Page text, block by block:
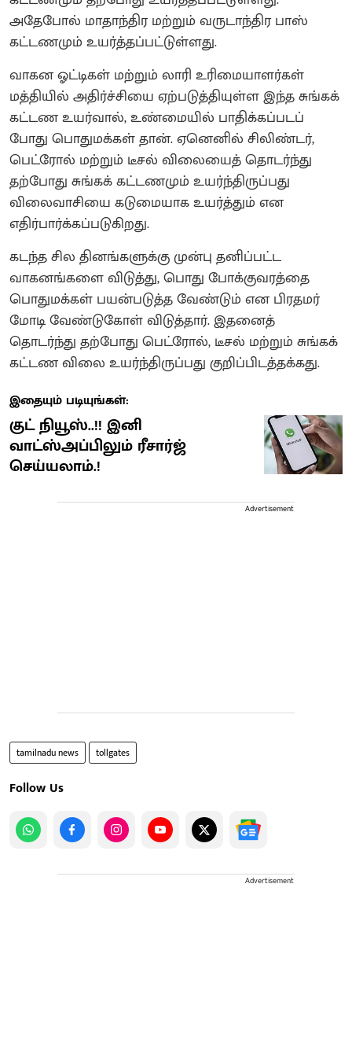
அதேபோல் மாதாந்திர மற்றும் வருடாந்திர பாஸ்
கட்டணமும் உயர்த்தப்பட்டுள்ளது.
வாகன ஓட்டிகள் மற்றும் லாரி உரிமையாளர்கள்
மத்தியில் அதிர்ச்சியை ஏற்படுத்தியுள்ள இந்த சுங்கக்
கட்டண உயர்வால், உண்மையில் பாதிக்கப்படப்
போது பொதுமக்கள் தான். ஏனெனில் சிலிண்டர்,
பெட்ரோல் மற்றும் டீசல் விலையைத் தொடர்ந்து
தற்போது சுங்கக் கட்டணமும் உயர்ந்திருப்பது
விலைவாசியை கடுமையாக உயர்த்தும் என
எதிர்பார்க்கப்படுகிறது.
கடந்த சில தினங்களுக்கு முன்பு தனிப்பட்ட
வாகனங்களை விடுத்து, பொது போக்குவரத்தை
பொதுமக்கள் பயன்படுத்த வேண்டும் என பிரதமர்
மோடி வேண்டுகோள் விடுத்தார். இதனைத்
தொடர்ந்து தற்போது பெட்ரோல், டீசல் மற்றும் சுங்கக்
கட்டண விலை உயர்ந்திருப்பது குறிப்பிடத்தக்கது.
இதையும் படியுங்கள்:
குட் நியூஸ்..!! இனி
வாட்ஸ்அப்பிலும் ரீசார்ஜ்
செய்யலாம்.!
Advertisement
tamilnadu news tollgates
Follow Us
Advertisement